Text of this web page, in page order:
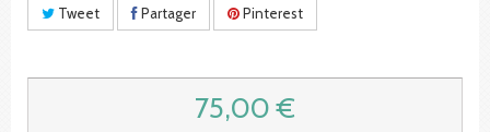
Tweet Partager Pinterest
75,00 €